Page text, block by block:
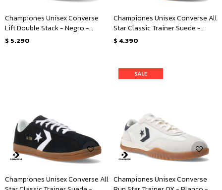
Championes Unisex Converse
Lift Double Stack - Negro -
Blanco
$ 5.290
Championes Unisex Converse All
Star Classic Trainer Suede -
Verde
$ 4.390
Championes Unisex Converse All Championes Unisex Converse